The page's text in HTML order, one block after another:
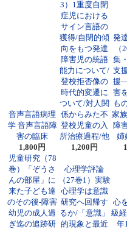
音声言語病理
学 音声言語障
害の臨床
1,800円
3）1重度自閉
症児における
サイン言語の
獲得/自閉的傾
向をもつ発達
障害児の統語
能力について/
登校拒否像の
時代的変遷に
ついて/対人関
係からみた不
登校児童の入
所治療過程/他
1,200円
発
集
支
援
害
も
家
障
姉
児童研究（78
巻）「ぞうさ
んの部屋」に
来た子ども達
のその後-障害
幼児の成人過
ぎ迄の追跡研
心理学評論
（27巻1）実験
心理学は意識
研究へ回帰す
るか/「意識」
的現象と最近
心
級
年